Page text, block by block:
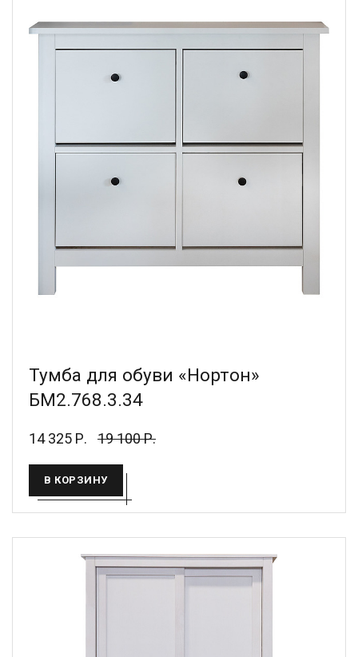
Тумба для обуви «Нортон»
БМ2.768.3.34
14 325 Р. 19 100 Р.
В КОРЗИНУ